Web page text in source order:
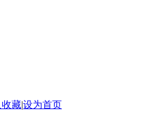
收藏|设为首页